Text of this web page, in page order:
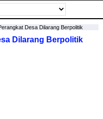
Desa Dilarang Berpolitik
Dilarang Berpolitik